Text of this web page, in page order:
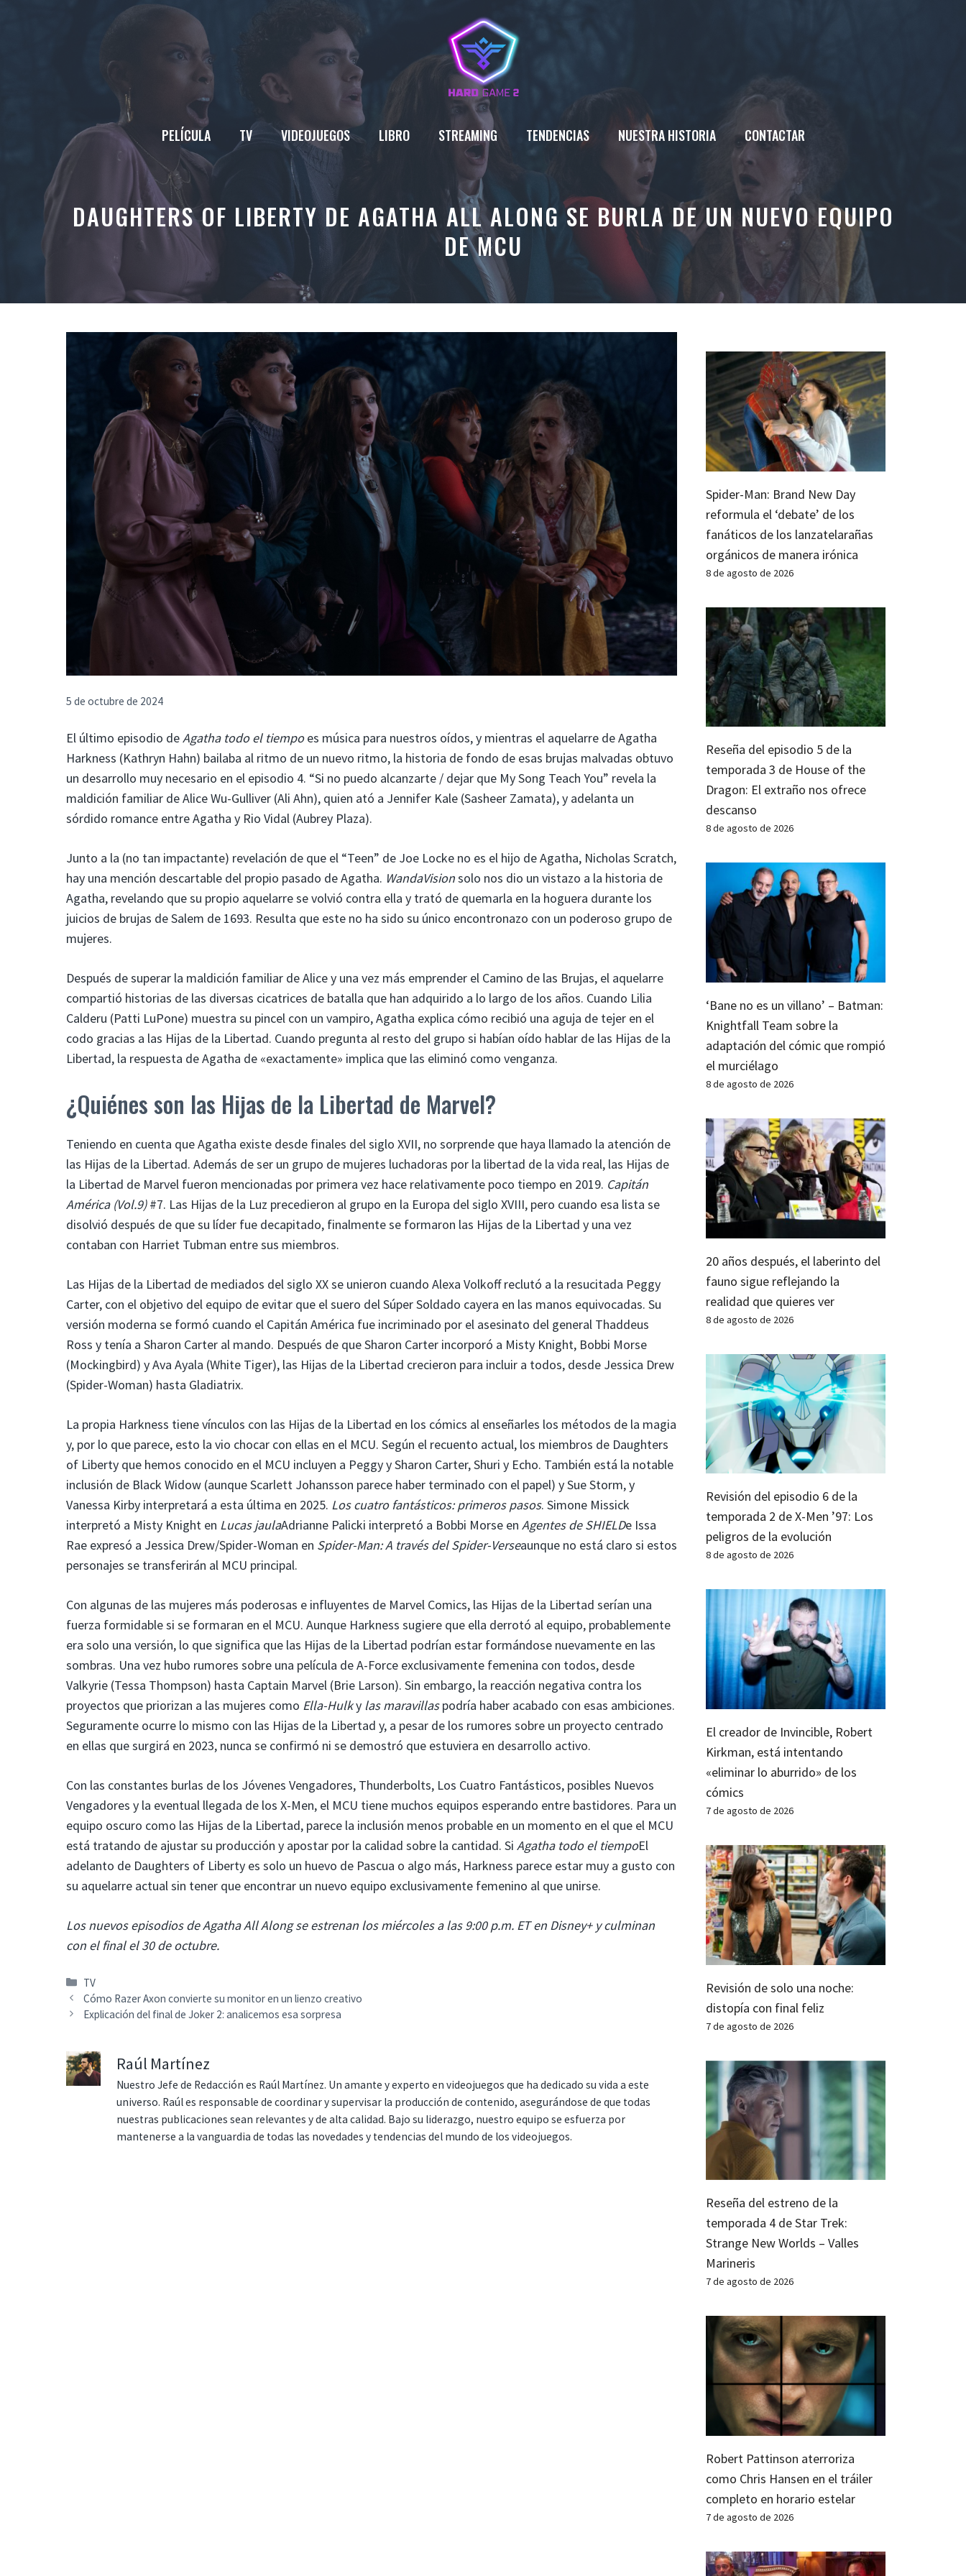
PELÍCULA TV VIDEOJUEGOS LIBRO STREAMING TENDENCIAS NUESTRA HISTORIA CONTACTAR
DAUGHTERS OF LIBERTY DE AGATHA ALL ALONG SE BURLA DE UN NUEVO EQUIPO
DE MCU
5 de octubre de 2024
El último episodio deAgatha todo el tiempoes música para nuestros oídos, y mientras el aquelarre de Agatha
Harkness (Kathryn Hahn) bailaba al ritmo de un nuevo ritmo, la historia de fondo de esas brujas malvadas obtuvo
un desarrollo muy necesario en el episodio 4. “Si no puedo alcanzarte / dejar que My Song Teach You” revela la
maldición familiar de Alice Wu-Gulliver (Ali Ahn), quien ató a Jennifer Kale (Sasheer Zamata), y adelanta un
sórdido romance entre Agatha y Rio Vidal (Aubrey Plaza).
Junto a la (no tan impactante) revelación de que el “Teen” de Joe Locke no es el hijo de Agatha, Nicholas Scratch,
hay una mención descartable del propio pasado de Agatha. WandaVisionsolo nos dio un vistazo a la historia de
Agatha, revelando que su propio aquelarre se volvió contra ella y trató de quemarla en la hoguera durante los
juicios de brujas de Salem de 1693. Resulta que este no ha sido su único encontronazo con un poderoso grupo de
mujeres.
Después de superar la maldición familiar de Alice y una vez más emprender el Camino de las Brujas, el aquelarre
compartió historias de las diversas cicatrices de batalla que han adquirido a lo largo de los años. Cuando Lilia
Calderu (Patti LuPone) muestra su pincel con un vampiro, Agatha explica cómo recibió una aguja de tejer en el
codo gracias a las Hijas de la Libertad. Cuando pregunta al resto del grupo si habían oído hablar de las Hijas de la
Libertad, la respuesta de Agatha de «exactamente» implica que las eliminó como venganza.
¿Quiénes son las Hijas de la Libertad de Marvel?
Teniendo en cuenta que Agatha existe desde finales del siglo XVII, no sorprende que haya llamado la atención de
las Hijas de la Libertad. Además de ser un grupo de mujeres luchadoras por la libertad de la vida real, las Hijas de
la Libertad de Marvel fueron mencionadas por primera vez hace relativamente poco tiempo en 2019. Capitán
América (Vol.9)#7. Las Hijas de la Luz precedieron al grupo en la Europa del siglo XVIII, pero cuando esa lista se
disolvió después de que su líder fue decapitado, finalmente se formaron las Hijas de la Libertad y una vez
contaban con Harriet Tubman entre sus miembros.
Las Hijas de la Libertad de mediados del siglo XX se unieron cuando Alexa Volkoff reclutó a la resucitada Peggy
Carter, con el objetivo del equipo de evitar que el suero del Súper Soldado cayera en las manos equivocadas. Su
versión moderna se formó cuando el Capitán América fue incriminado por el asesinato del general Thaddeus
Ross y tenía a Sharon Carter al mando. Después de que Sharon Carter incorporó a Misty Knight, Bobbi Morse
(Mockingbird) y Ava Ayala (White Tiger), las Hijas de la Libertad crecieron para incluir a todos, desde Jessica Drew
(Spider-Woman) hasta Gladiatrix.
La propia Harkness tiene vínculos con las Hijas de la Libertad en los cómics al enseñarles los métodos de la magia
y, por lo que parece, esto la vio chocar con ellas en el MCU. Según el recuento actual, los miembros de Daughters
of Liberty que hemos conocido en el MCU incluyen a Peggy y Sharon Carter, Shuri y Echo. También está la notable
inclusión de Black Widow (aunque Scarlett Johansson parece haber terminado con el papel) y Sue Storm, y
Vanessa Kirby interpretará a esta última en 2025. Los cuatro fantásticos: primeros pasos. Simone Missick
interpretó a Misty Knight en Lucas jaulaAdrianne Palicki interpretó a Bobbi Morse en Agentes de SHIELDe Issa
Rae expresó a Jessica Drew/Spider-Woman en Spider-Man: A través del Spider-Verseaunque no está claro si estos
personajes se transferirán al MCU principal.
Con algunas de las mujeres más poderosas e influyentes de Marvel Comics, las Hijas de la Libertad serían una
fuerza formidable si se formaran en el MCU. Aunque Harkness sugiere que ella derrotó al equipo, probablemente
era solo una versión, lo que significa que las Hijas de la Libertad podrían estar formándose nuevamente en las
sombras. Una vez hubo rumores sobre una película de A-Force exclusivamente femenina con todos, desde
Valkyrie (Tessa Thompson) hasta Captain Marvel (Brie Larson). Sin embargo, la reacción negativa contra los
proyectos que priorizan a las mujeres como Ella-Hulky las maravillaspodría haber acabado con esas ambiciones.
Seguramente ocurre lo mismo con las Hijas de la Libertad y, a pesar de los rumores sobre un proyecto centrado
en ellas que surgirá en 2023, nunca se confirmó ni se demostró que estuviera en desarrollo activo.
Con las constantes burlas de los Jóvenes Vengadores, Thunderbolts, Los Cuatro Fantásticos, posibles Nuevos
Vengadores y la eventual llegada de los X-Men, el MCU tiene muchos equipos esperando entre bastidores. Para un
equipo oscuro como las Hijas de la Libertad, parece la inclusión menos probable en un momento en el que el MCU
está tratando de ajustar su producción y apostar por la calidad sobre la cantidad. Si Agatha todo el tiempoEl
adelanto de Daughters of Liberty es solo un huevo de Pascua o algo más, Harkness parece estar muy a gusto con
su aquelarre actual sin tener que encontrar un nuevo equipo exclusivamente femenino al que unirse.
Los nuevos episodios de Agatha All Along se estrenan los miércoles a las 9:00 p.m. ET en Disney+ y culminan
con el final el 30 de octubre.
Categorías
TV
Cómo Razer Axon convierte su monitor en un lienzo creativo
Explicación del final de Joker 2: analicemos esa sorpresa
Raúl Martínez
Nuestro Jefe de Redacción es Raúl Martínez. Un amante y experto en videojuegos que ha dedicado su vida a este
universo. Raúl es responsable de coordinar y supervisar la producción de contenido, asegurándose de que todas
nuestras publicaciones sean relevantes y de alta calidad. Bajo su liderazgo, nuestro equipo se esfuerza por
mantenerse a la vanguardia de todas las novedades y tendencias del mundo de los videojuegos.
Spider-Man: Brand New Day
reformula el ‘debate’ de los
fanáticos de los lanzatelarañas
orgánicos de manera irónica
8 de agosto de 2026
Reseña del episodio 5 de la
temporada 3 de House of the
Dragon: El extraño nos ofrece
descanso
8 de agosto de 2026
‘Bane no es un villano’ – Batman:
Knightfall Team sobre la
adaptación del cómic que rompió
el murciélago
8 de agosto de 2026
20 años después, el laberinto del
fauno sigue reflejando la
realidad que quieres ver
8 de agosto de 2026
Revisión del episodio 6 de la
temporada 2 de X-Men ’97: Los
peligros de la evolución
8 de agosto de 2026
El creador de Invincible, Robert
Kirkman, está intentando
«eliminar lo aburrido» de los
cómics
7 de agosto de 2026
Revisión de solo una noche:
distopía con final feliz
7 de agosto de 2026
Reseña del estreno de la
temporada 4 de Star Trek:
Strange New Worlds – Valles
Marineris
7 de agosto de 2026
Robert Pattinson aterroriza
como Chris Hansen en el tráiler
completo en horario estelar
7 de agosto de 2026